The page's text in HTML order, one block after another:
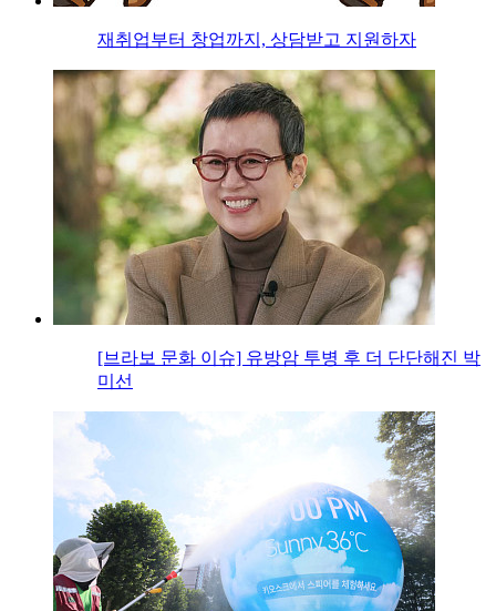
재취업부터 창업까지, 상담받고 지원하자
[브라보 문화 이슈] 유방암 투병 후 더 단단해진 박
미선